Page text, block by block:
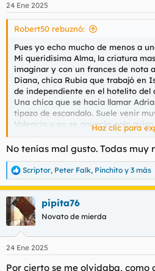
e
s
24 Ene 2025
Robert50 rebuznó:
Pues yo echo mucho de menos a
Mi queridisima Alma, la criatura
imaginar y con un frances de nota
Diana, chica Rubia que trabajó en
de independiente en el hotelito del
Una chica que se hacia llamar
tipazo de escandalo. Suele venir
Valencia y no se anuncia, solo
cuales me cuento.
Y para terminar, no podia
creo que de Venezuela, potente y
repetir y repetir y un frances
Cuanta puta y yo tan viejo.
Haz clic para
No tenías mal gusto. Todas muy
R
e
a
c
c
i
e
Scriptor, Peter Falk, Pinchito y 3 más
pipita76
Novato de mierda
24 Ene 2025
Por cierto se me olvidaba, como